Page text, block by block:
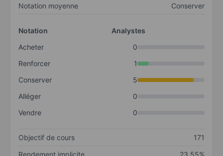
Notation moyenne Conserver
Notation
Analystes
Acheter
0
Renforcer
1
Conserver
5
Alléger
0
Vendre
0
Objectif de cours
171